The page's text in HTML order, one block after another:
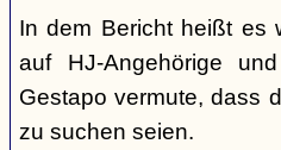
In dem Bericht heißt es
auf HJ-Angehörige
Gestapo vermute, dass
zu suchen seien.